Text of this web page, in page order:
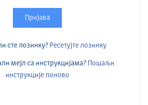
Пријава
сте лозинку? Ресетујте лозинку
мејл са инструкцијама?
Пошаљи
инструкције поново